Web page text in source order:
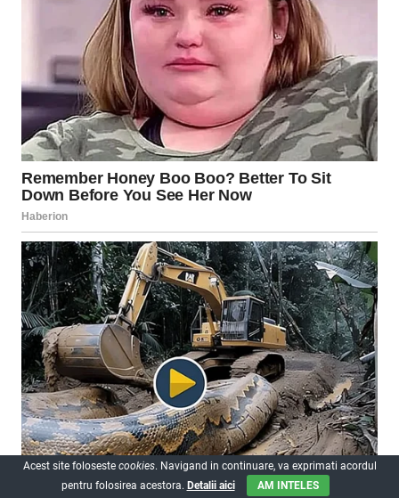
Acest site foloseste cookies. Navigand in continuare, va exprimati acordul
pentru folosirea acestora. Detalii aici AM INTELES